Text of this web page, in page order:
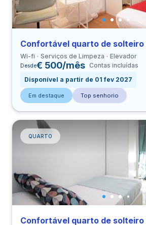
Wi-fi Serviços de Limpeza Elevador
Desde€ 500/mês Contas incluídas
Disponível a partir de 01 fev 2027
Em destaque Top senhorio
QUARTO